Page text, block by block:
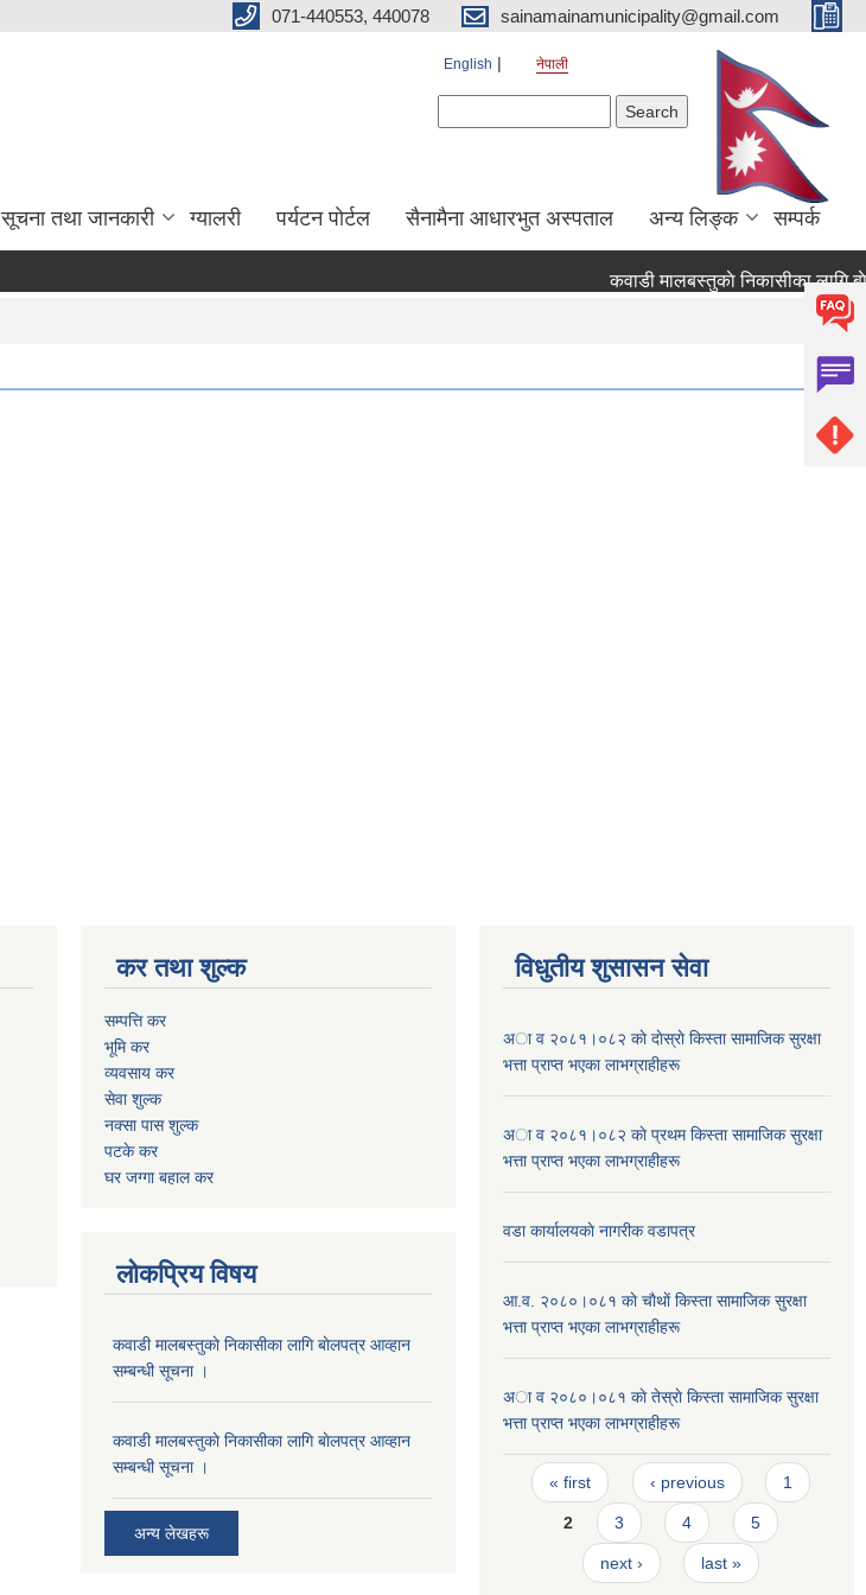
071-440553, 440078 sainamainamunicipality@gmail.com
English नेपाली
सूचना तथा जानकारी ग्यालरी पर्यटन पाेर्टल सैनामैना आधारभुत अस्पताल अन्य लिङ्क सम्पर्क
कवाडी मालबस्तुकाे निकासीका लागि
कर तथा शुल्क
सम्पत्ति कर
भूमि कर
व्यवसाय कर
सेवा शुल्क
नक्सा पास शुल्क
पटके कर
घर जग्गा बहाल कर
लोकप्रिय विषय
कवाडी मालबस्तुकाे निकासीका लागि बाेलपत्र आव्हान
सम्बन्धी सूचना ।
कवाडी मालबस्तुकाे निकासीका लागि बाेलपत्र आव्हान
सम्बन्धी सूचना ।
अन्य लेखहरू
विधुतीय शुसासन सेवा
अा व २०८१।०८२ काे दाेस्राे किस्ता सामाजिक सुरक्षा
भत्ता प्राप्त भएका लाभग्राहीहरू
अा व २०८१।०८२ काे प्रथम किस्ता सामाजिक सुरक्षा
भत्ता प्राप्त भएका लाभग्राहीहरू
वडा कार्यालयकाे नागरीक वडापत्र
आ.व. २०८०।०८१ काे चाैथाें किस्ता सामाजिक सुरक्षा
भत्ता प्राप्त भएका लाभग्राहीहरू
अा व २०८०।०८१ काे तेस्राे किस्ता सामाजिक सुरक्षा
भत्ता प्राप्त भएका लाभग्राहीहरू
Pages
« first ‹ previous 1
2 3 4 5
next › last »